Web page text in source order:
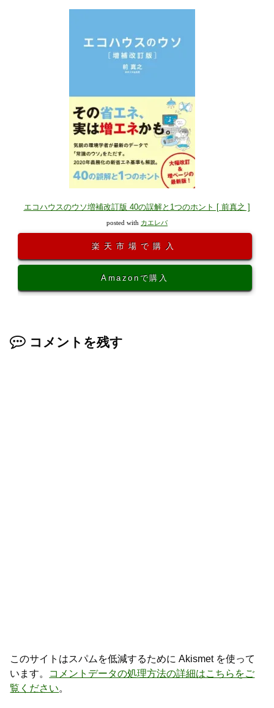
エコハウスのウソ増補改訂版 40の誤解と1つのホント [ 前真之 ]
posted with カエレバ
楽天市場で購入
Amazonで購入
コメントを残す
このサイトはスパムを低減するために Akismet を使って
います。 コメントデータの処理方法の詳細はこちらをご
覧ください。